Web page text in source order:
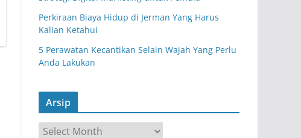
Perkiraan Biaya Hidup di Jerman Yang Harus
Kalian Ketahui
5 Perawatan Kecantikan Selain Wajah Yang Perlu
Anda Lakukan
Arsip